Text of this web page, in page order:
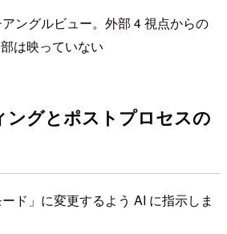
ングルビュー。外部 4 視点からの
は映っていない
ングとポストプロセスの
ド」に変更するよう AI に指示しま